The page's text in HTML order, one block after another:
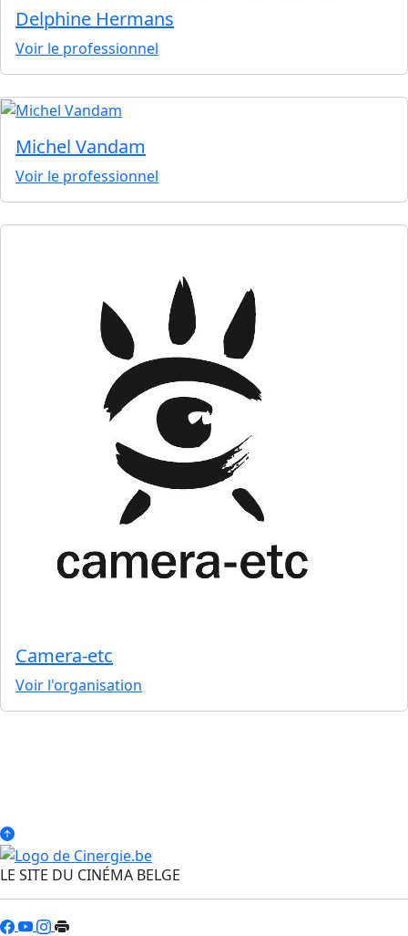
Delphine Hermans
Voir le professionnel
Michel Vandam
Voir le professionnel
Camera-etc
Voir l'organisation
LE SITE DU CINÉMA BELGE